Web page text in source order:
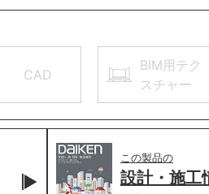
CAD
BIM用テク
スチャー
この製品の
設計・施工